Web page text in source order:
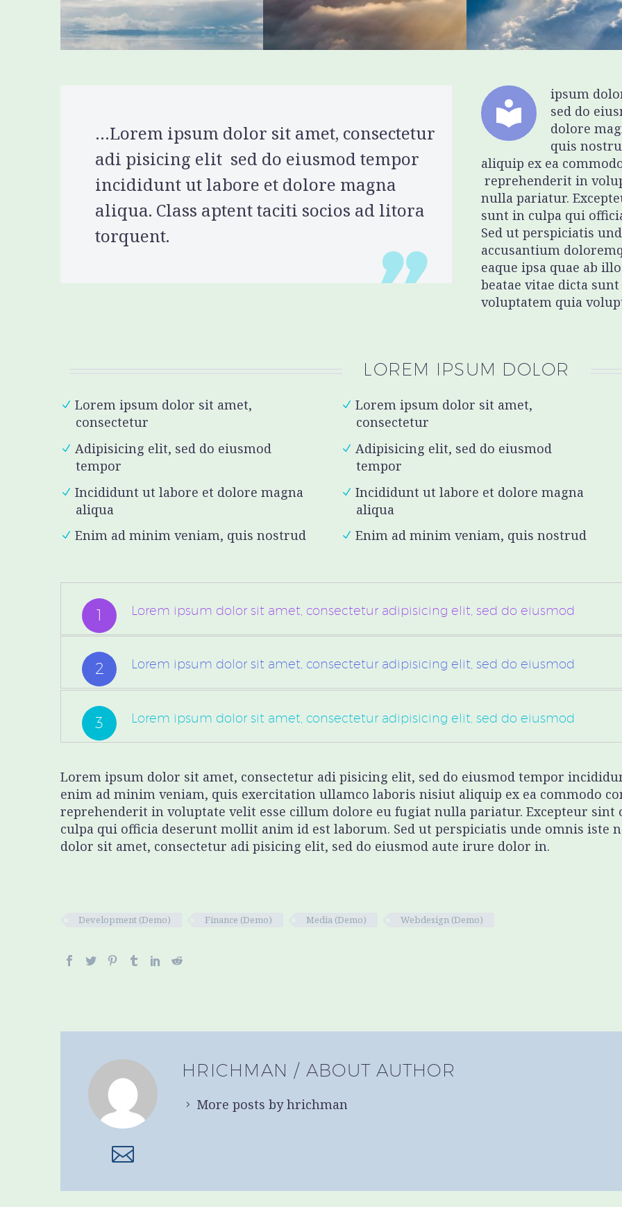
…Lorem ipsum dolor sit amet, consectetur
adi pisicing elit sed do eiusmod tempor
incididunt ut labore et dolore magna
aliqua. Class aptent taciti socios ad litora
torquent.


ipsum
sed do
dolore
quis
aliquip ex ea
reprehenderit in
nulla pariatur.
sunt in culpa qui
Sed ut perspiciatis
accusantium
eaque ipsa quae ab
beatae vitae dicta
voluptatem quia
LOREM IPSUM DOLOR
Lorem ipsum dolor sit amet,
consectetur
Adipisicing elit, sed do eiusmod
tempor
Incididunt ut labore et dolore magna
aliqua
Enim ad minim veniam, quis nostrud
Lorem ipsum dolor sit amet,
consectetur
Adipisicing elit, sed do eiusmod
tempor
Incididunt ut labore et dolore magna
aliqua
Enim ad minim veniam, quis nostrud
1 Lorem ipsum dolor sit amet, consectetur adipisicing elit, sed do eiusmod
2 Lorem ipsum dolor sit amet, consectetur adipisicing elit, sed do eiusmod
3 Lorem ipsum dolor sit amet, consectetur adipisicing elit, sed do eiusmod
Lorem ipsum dolor sit amet, consectetur adi pisicing elit, sed do eiusmod tempor
enim ad minim veniam, quis exercitation ullamco laboris nisiut aliquip ex ea commodo
reprehenderit in voluptate velit esse cillum dolore eu fugiat nulla pariatur. Excepteur sint
culpa qui officia deserunt mollit anim id est laborum. Sed ut perspiciatis unde omnis iste
dolor sit amet, consectetur adi pisicing elit, sed do eiusmod aute irure dolor in.
Development (Demo) Finance (Demo) Media (Demo) Webdesign (Demo)
HRICHMAN / ABOUT AUTHOR
More posts by hrichman